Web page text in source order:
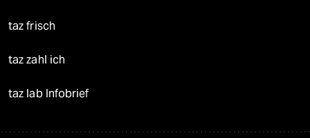
taz frisch
taz zahl ich
taz lab Infobrief